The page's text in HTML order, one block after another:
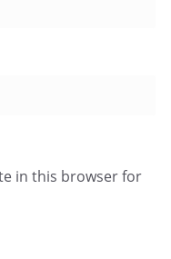
in this browser for